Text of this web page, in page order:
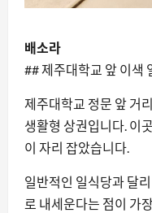
배소라
## 제주대학교 앞 이색
제주대학교 정문 앞 거
생활형 상권입니다. 이
이 자리 잡았습니다.
일반적인 일식당과 달
로 내세운다는 점이 가